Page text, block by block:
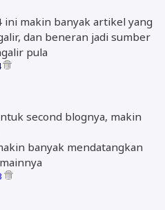
ini makin banyak artikel yang
dan beneran jadi sumber
pula
second blognya, makin
banyak mendatangkan